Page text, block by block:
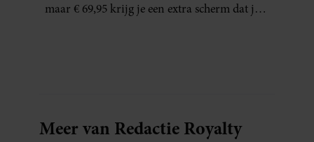
maar € 69,95 krijg je een extra scherm dat je
Meer van Redactie Royalty